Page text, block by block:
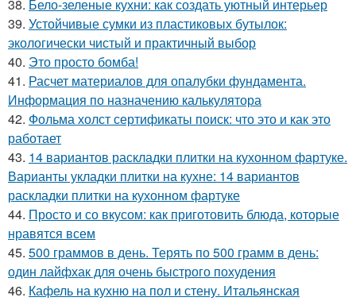
38. Бело-зеленые кухни: как создать уютный интерьер
39. Устойчивые сумки из пластиковых бутылок:
экологически чистый и практичный выбор
40. Это просто бомба!
41. Расчет материалов для опалубки фундамента.
Информация по назначению калькулятора
42. Фольма холст сертификаты поиск: что это и как это
работает
43. 14 вариантов раскладки плитки на кухонном фартуке.
Варианты укладки плитки на кухне: 14 вариантов
раскладки плитки на кухонном фартуке
44. Просто и со вкусом: как приготовить блюда, которые
нравятся всем
45. 500 граммов в день. Терять по 500 грамм в день:
один лайфхак для очень быстрого похудения
46. Кафель на кухню на пол и стену. Итальянская